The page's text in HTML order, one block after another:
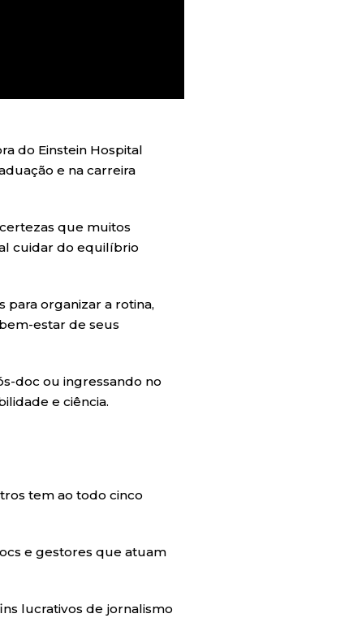
do Einstein Hospital
e na carreira
que muitos
cuidar do equilíbrio
para organizar a rotina,
estar de seus
doc ou ingressando no
e ciência.
tem ao todo cinco
e gestores que atuam
lucrativos de jornalismo